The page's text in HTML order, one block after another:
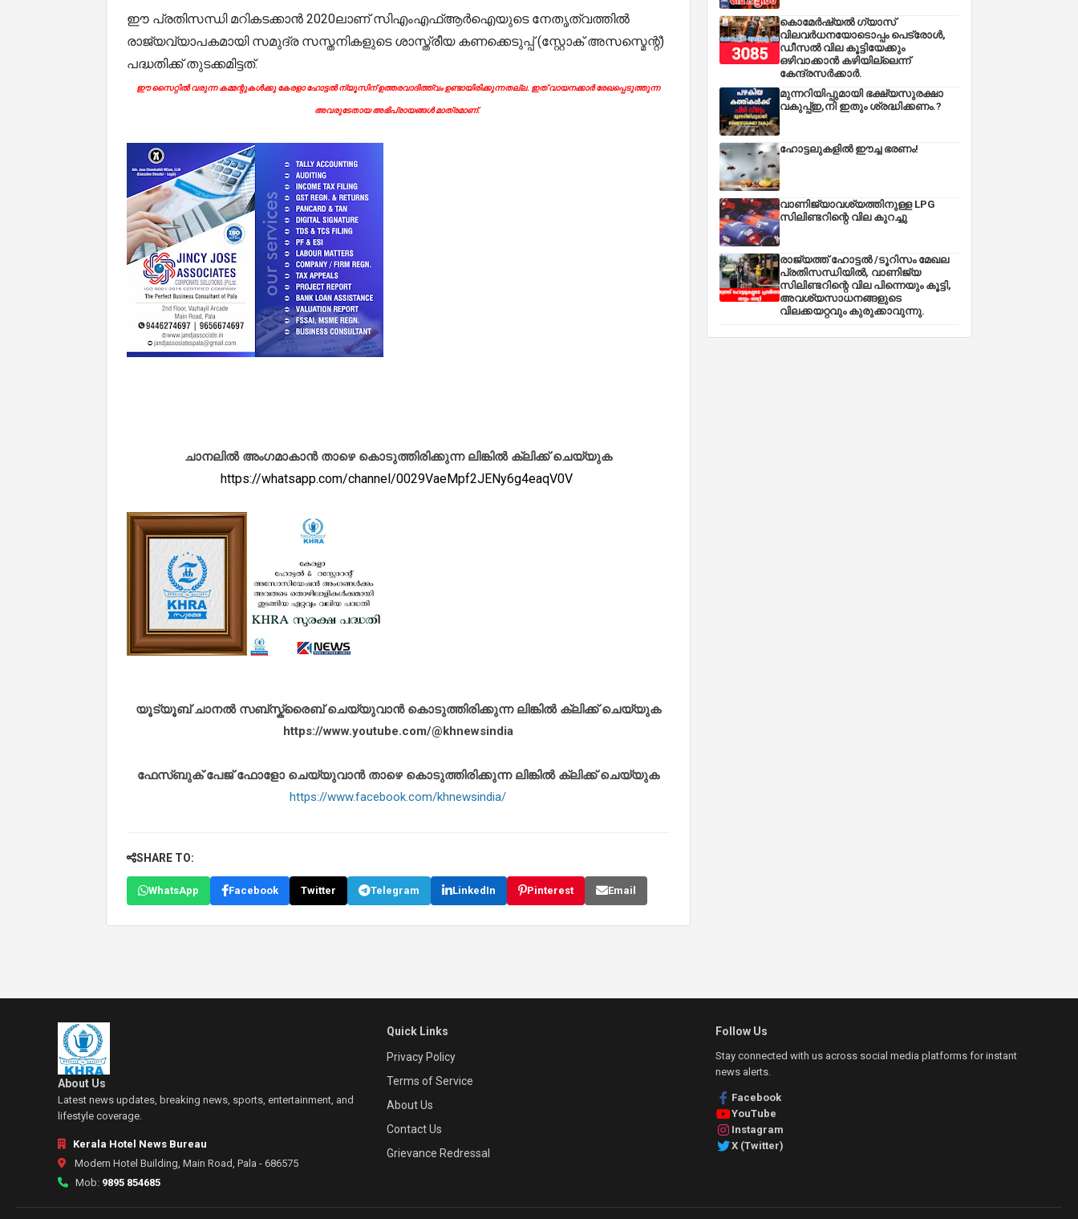
ഈ പ്രതിസന്ധി മറികടക്കാന്‍ 2020ലാണ് സിഎംഎഫ്ആര്‍ഐയുടെ നേതൃത്വത്തില്‍
രാജ്യവ്യാപകമായി സമുദ്ര സസ്തനികളുടെ ശാസ്ത്രീയ കണക്കെടുപ്പ് (സ്റ്റോക് അസസ്മെന്റ്)
പദ്ധതിക്ക് തുടക്കമിട്ടത്.
ഈ സൈറ്റിൽ വരുന്ന കമ്മന്റുകൾക്കു കേരളാ ഹോട്ടൽ ന്യൂസിന് ഉത്തരവാദിത്ത്വം ഉണ്ടായിരിക്കുന്നതല്ല. ഇത് വായനക്കാർ രേഖപ്പെടുത്തുന്ന
അവരുടേതായ അഭിപ്രായങ്ങൾ മാത്രമാണ്.
ചാനലിൽ അംഗമാകാൻ താഴെ കൊടുത്തിരിക്കുന്ന ലിങ്കിൽ ക്ലിക്ക് ചെയ്യുക
https://whatsapp.com/channel/0029VaeMpf2JENy6g4eaqV0V
യൂട്യൂബ് ചാനൽ സബ്സ്ക്രൈബ് ചെയ്യുവാൻ കൊടുത്തിരിക്കുന്ന ലിങ്കിൽ ക്ലിക്ക് ചെയ്യുക
https://www.youtube.com/@khnewsindia
ഫേസ്ബുക് പേജ് ഫോളോ ചെയ്യുവാൻ താഴെ കൊടുത്തിരിക്കുന്ന ലിങ്കിൽ ക്ലിക്ക് ചെയ്യുക
https://www.facebook.com/khnewsindia/
SHARE TO:
WhatsApp Facebook Twitter Telegram LinkedIn Pinterest Email
കൊമേർഷ്യൽ ഗ്യാസ്
വിലവർധനയോടൊപ്പം പെട്രോൾ,
ഡീസല്‍ വില കൂട്ടിയേക്കും
ഒഴിവാക്കാന്‍ കഴിയില്ലെന്ന്
കേന്ദ്രസര്‍ക്കാര്‍.
മുന്നറിയിപ്പുമായി ഭക്ഷ്യസുരക്ഷാ
വകുപ്പ്ഇ,നി ഇതും ശ്രദ്ധിക്കണം.?
ഹോട്ടലുകളിൽ ഈച്ച ഭരണം!
വാണിജ്യാവശ്യത്തിനുള്ള LPG
സിലിണ്ടറിന്റെ വില കുറച്ചു
രാജ്യത്ത് ഹോട്ടൽ /ടൂറിസം മേഖല
പ്രതിസന്ധിയിൽ, വാണിജ്യ
സിലിണ്ടറിന്റെ വില പിന്നെയും കൂട്ടി,
അവശ്യസാധനങ്ങളുടെ
വിലക്കയറ്റവും കുരുക്കാവുന്നു.
About Us
Latest news updates, breaking news, sports, entertainment, and
lifestyle coverage.
Kerala Hotel News Bureau
Modern Hotel Building, Main Road, Pala - 686575
Mob: 9895 854685
Quick Links
Privacy Policy
Terms of Service
About Us
Contact Us
Grievance Redressal
Follow Us
Stay connected with us across social media platforms for instant
news alerts.
Facebook
YouTube
Instagram
X (Twitter)